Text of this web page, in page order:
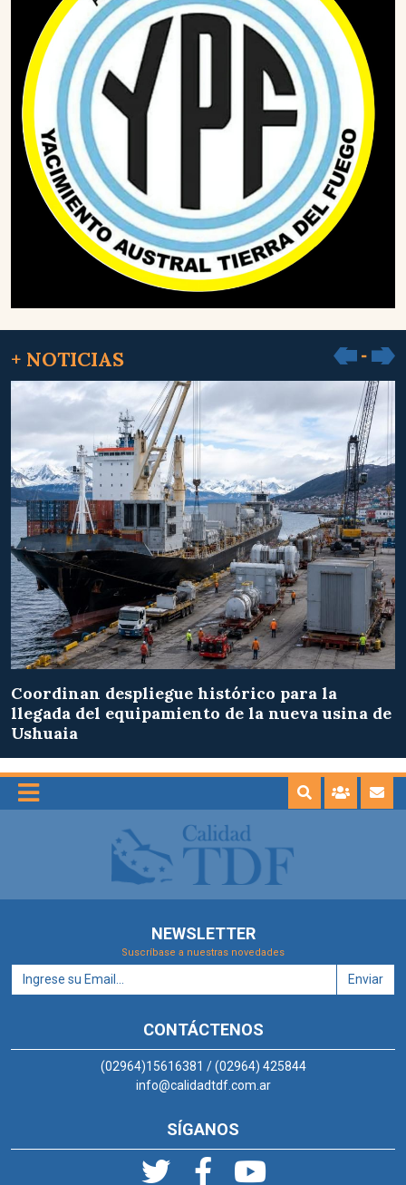
+ NOTICIAS
Coordinan despliegue histórico para la
llegada del equipamiento de la nueva usina de
Ushuaia
NEWSLETTER
Suscríbase a nuestras novedades
Enviar
CONTÁCTENOS
(02964)15616381 / (02964) 425844
info@calidadtdf.com.ar
SÍGANOS